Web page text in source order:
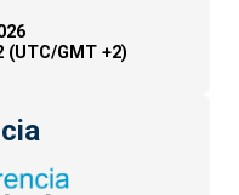
(UTC/GMT +2)